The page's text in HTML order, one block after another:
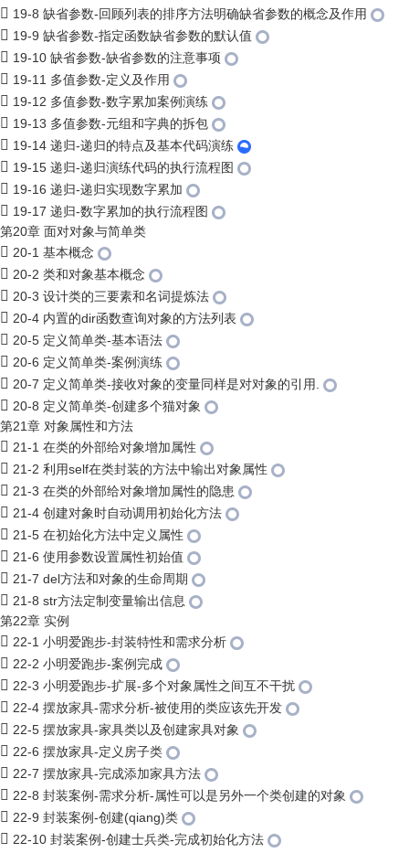
19-8 缺省参数-回顾列表的排序方法明确缺省参数的概念及作用
19-9 缺省参数-指定函数缺省参数的默认值
19-10 缺省参数-缺省参数的注意事项
19-11 多值参数-定义及作用
19-12 多值参数-数字累加案例演练
19-13 多值参数-元组和字典的拆包
19-14 递归-递归的特点及基本代码演练
19-15 递归-递归演练代码的执行流程图
19-16 递归-递归实现数字累加
19-17 递归-数字累加的执行流程图
第20章 面对对象与简单类
20-1 基本概念
20-2 类和对象基本概念
20-3 设计类的三要素和名词提炼法
20-4 内置的dir函数查询对象的方法列表
20-5 定义简单类-基本语法
20-6 定义简单类-案例演练
20-7 定义简单类-接收对象的变量同样是对对象的引用.
20-8 定义简单类-创建多个猫对象
第21章 对象属性和方法
21-1 在类的外部给对象增加属性
21-2 利用self在类封装的方法中输出对象属性
21-3 在类的外部给对象增加属性的隐患
21-4 创建对象时自动调用初始化方法
21-5 在初始化方法中定义属性
21-6 使用参数设置属性初始值
21-7 del方法和对象的生命周期
21-8 str方法定制变量输出信息
第22章 实例
22-1 小明爱跑步-封装特性和需求分析
22-2 小明爱跑步-案例完成
22-3 小明爱跑步-扩展-多个对象属性之间互不干扰
22-4 摆放家具-需求分析-被使用的类应该先开发
22-5 摆放家具-家具类以及创建家具对象
22-6 摆放家具-定义房子类
22-7 摆放家具-完成添加家具方法
22-8 封装案例-需求分析-属性可以是另外一个类创建的对象
22-9 封装案例-创建(qiang)类
22-10 封装案例-创建士兵类-完成初始化方法